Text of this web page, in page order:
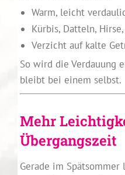
Warm, leicht
Kürbis, Datteln,
Verzicht auf kalte
So wird die Verdauung
bleibt bei einem selbst.
Mehr
Übergangszeit
Gerade im